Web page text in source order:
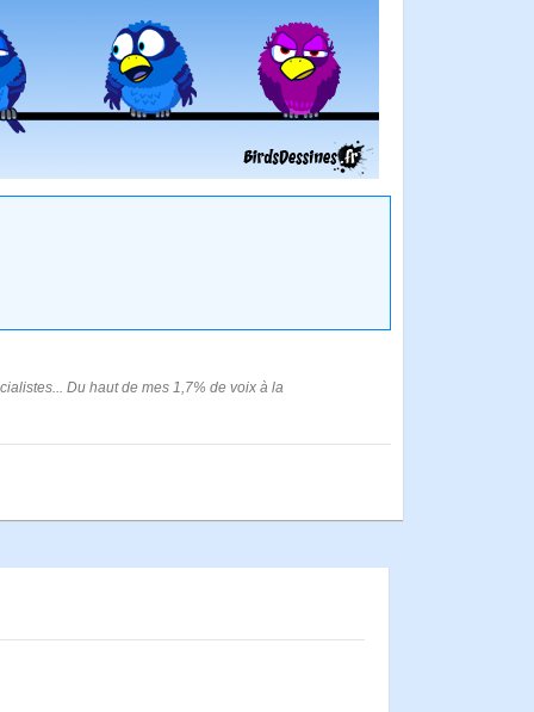
Du haut de mes 1,7% de voix à la